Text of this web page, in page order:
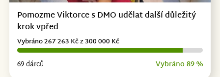
Pomozme Viktorce s DMO udělat další důležitý
krok vpřed
69 dárců Vybráno 89 %
Vybráno 267 263 Kč z 300 000 Kč